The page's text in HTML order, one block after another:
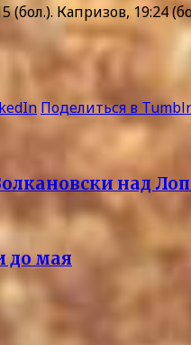
Капризов, 19:24
Поделиться в Tumblr
над
до мая